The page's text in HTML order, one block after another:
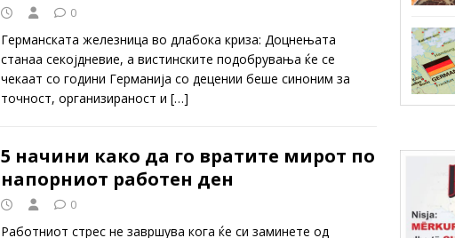
0
Германската железница во длабока криза: Доцнењата
станаа секојдневие, а вистинските подобрувања ќе се
чекаат со години Германија со децении беше синоним за
точност, организираност и […]
5 начини како да го вратите мирот по
напорниот работен ден
0
Работниот стрес не завршува кога ќе си заминете од